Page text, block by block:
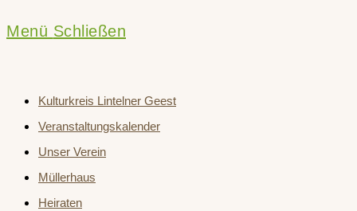
search
panel.
Menü Schließen
Kulturkreis Lintelner Geest
Veranstaltungskalender
Unser Verein
Müllerhaus
Heiraten